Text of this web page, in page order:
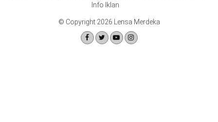
Info Iklan
© Copyright 2026 Lensa Merdeka